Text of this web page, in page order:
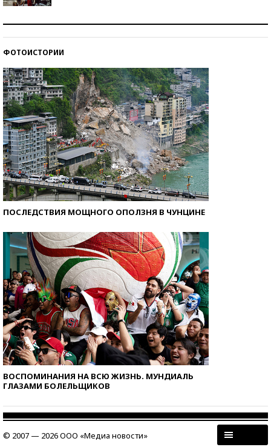
ФОТОИСТОРИИ
ПОСЛЕДСТВИЯ МОЩНОГО ОПОЛЗНЯ В ЧУНЦИНЕ
ВОСПОМИНАНИЯ НА ВСЮ ЖИЗНЬ. МУНДИАЛЬ
ГЛАЗАМИ БОЛЕЛЬЩИКОВ
© 2007 — 2026 ООО «Медиа новости»